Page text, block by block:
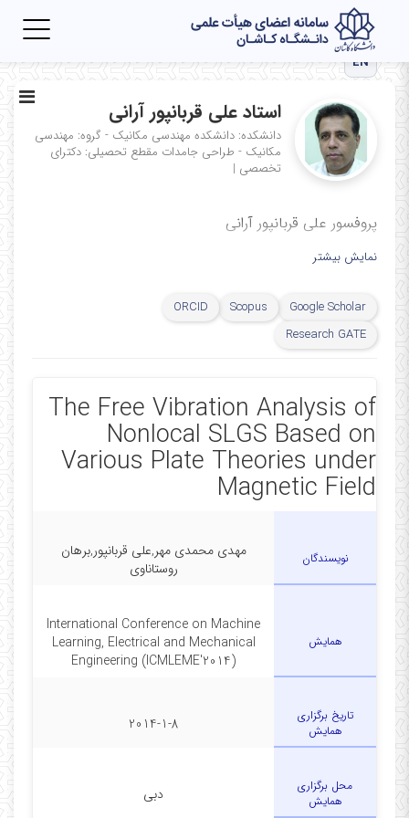
EN
استاد علی قربانپور آرانی
دانشکده: دانشکده مهندسی مکانیک - گروه: مهندسی
مکانیک - طراحی جامدات مقطع تحصیلی: دکترای
تخصصی |
پروفسور علی قربانپور آرانی
نمایش بیشتر
Google Scholar
Scopus
ORCID
Research GATE
The Free Vibration Analysis of
Nonlocal SLGS Based on
Various Plate Theories under
Magnetic Field
نویسندگان
مهدی محمدی مهر,علی قربانپور,برهان
روستاناوی
همایش
International Conference on Machine
Learning, Electrical and Mechanical
Engineering (ICMLEME'2014)
تاریخ برگزاری
همایش
2014-1-8
محل برگزاری
همایش
دبی